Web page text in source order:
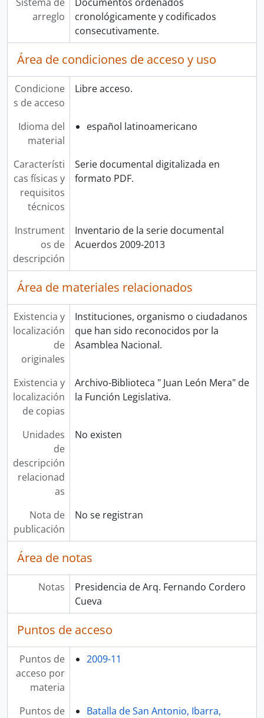
arreglo
cronológicamente y codificados
consecutivamente.
Área de condiciones de acceso y uso
Condicione
s de acceso
Libre acceso.
Idioma del
material
español latinoamericano
Característi
cas físicas y
requisitos
técnicos
Serie documental digitalizada en
formato PDF.
Instrument
os de
descripción
Inventario de la serie documental
Acuerdos 2009-2013
Área de materiales relacionados
Existencia y
localización
de
originales
Instituciones, organismo o ciudadanos
que han sido reconocidos por la
Asamblea Nacional.
Existencia y
localización
de copias
Archivo-Biblioteca " Juan León Mera" de
la Función Legislativa.
Unidades
de
descripción
relacionad
as
No existen
Nota de
publicación
No se registran
Área de notas
Notas
Presidencia de Arq. Fernando Cordero
Cueva
Puntos de acceso
Puntos de
acceso por
materia
2009-11
Puntos de
Batalla de San Antonio, Ibarra,